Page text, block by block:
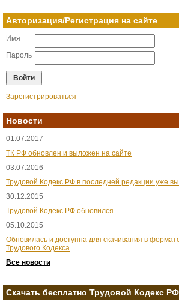
Авторизация/Регистрация на сайте
Имя
Пароль
Зарегистрироваться
Новости
01.07.2017
ТК РФ обновлен и выложен на сайте
03.07.2016
Трудовой Кодекс РФ в последней редакции уже
30.12.2015
Трудовой Кодекс РФ обновился
05.10.2015
Обновилась и доступна для скачивания в
Трудового Кодекса
Все новости
Скачать бесплатно Трудовой Кодекс РФ